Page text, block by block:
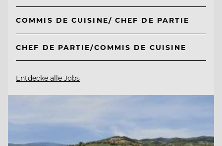
COMMIS DE CUISINE/ CHEF DE PARTIE
CHEF DE PARTIE/COMMIS DE CUISINE
Entdecke alle Jobs